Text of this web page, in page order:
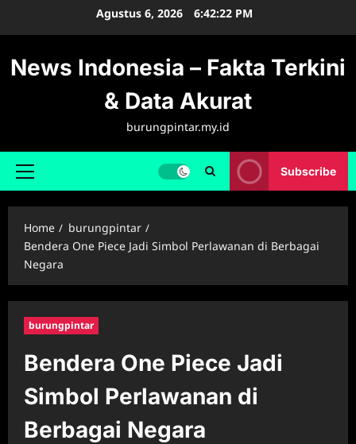
Agustus 6, 2026 6:42:23 PM
News Indonesia – Fakta Terkini
& Data Akurat
burungpintar.my.id
Primary
Subscribe
Home
burungpintar
Bendera One Piece Jadi Simbol Perlawanan di Berbagai
Negara
burungpintar
Bendera One Piece Jadi
Simbol Perlawanan di
Berbagai Negara